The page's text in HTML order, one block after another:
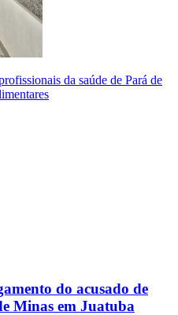
da saúde de Pará de
do acusado de
Minas em Juatuba